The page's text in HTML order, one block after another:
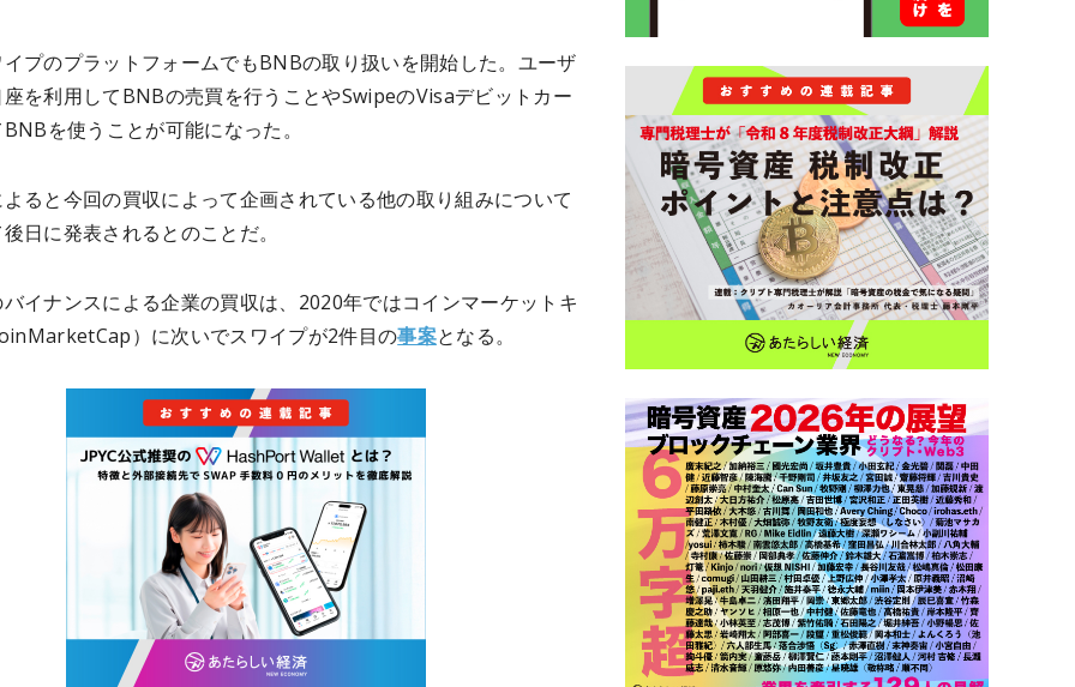
プのプラットフォームでもBNBの取り扱いを開始した。ユーザ
を利用してBNBの売買を行うことやSwipeのVisaデビットカー
を使うことが可能になった。
ると今回の買収によって企画されている他の取り組みについて
日に発表されるとのことだ。
イナンスによる企業の買収は、2020年ではコインマーケットキ
）に次いでスワイプが2件目の事案となる。